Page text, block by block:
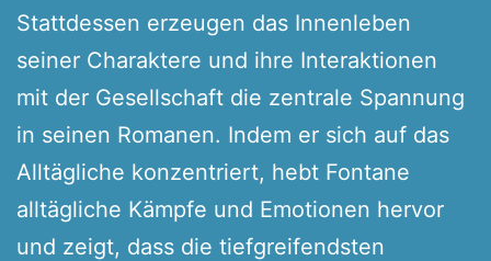
Stattdessen erzeugen das Innenleben
seiner Charaktere und ihre Interaktionen
mit der Gesellschaft die zentrale Spannung
in seinen Romanen. Indem er sich auf das
Alltägliche konzentriert, hebt Fontane
alltägliche Kämpfe und Emotionen hervor
und zeigt, dass die tiefgreifendsten